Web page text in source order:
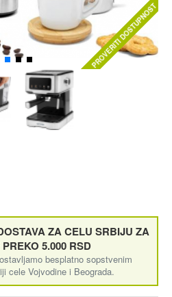
PROVERITI DOSTUPNOST
ZA CELU SRBIJU ZA
5.000 RSD
besplatno sopstvenim
cele Vojvodine i Beograda.